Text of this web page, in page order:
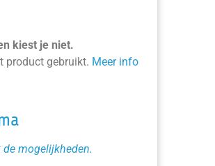
kiest je niet.
product gebruikt. Meer info
de mogelijkheden.